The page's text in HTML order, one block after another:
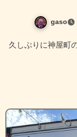
gaso
久しぶりに神屋町の麺酒場朱拉に訪問。 対面側のコインパ